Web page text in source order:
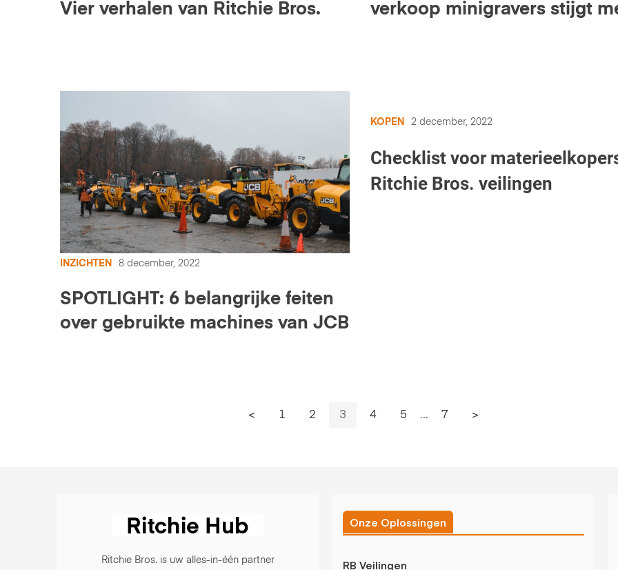
Vier verhalen van Ritchie Bros.
verkoop minigravers stijgt
INZICHTEN 8 december, 2022
SPOTLIGHT: 6 belangrijke feiten
over gebruikte machines van JCB
KOPEN 2 december, 2022
Checklist voor
Ritchie Bros. veilingen
< 1 2 3 4 5 ... 7 >
Ritchie Bros. is uw alles-in-één partner
Onze Oplossingen
RB Veilingen